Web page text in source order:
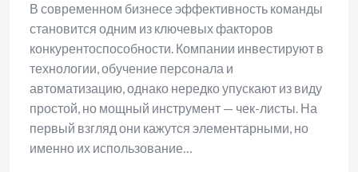
В современном бизнесе эффективность команды
становится одним из ключевых факторов
конкурентоспособности. Компании инвестируют в
технологии, обучение персонала и
автоматизацию, однако нередко упускают из виду
простой, но мощный инструмент — чек-листы. На
первый взгляд они кажутся элементарными, но
именно их использование…